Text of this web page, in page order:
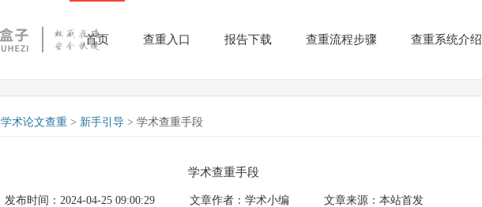
首页 查重入口 报告下载 查重流程步骤 查重系统介绍
学术论文查重 > 新手引导 > 学术查重手段
学术查重手段
发布时间：2024-04-25 09:00:29 文章作者：学术小编 文章来源：本站首发